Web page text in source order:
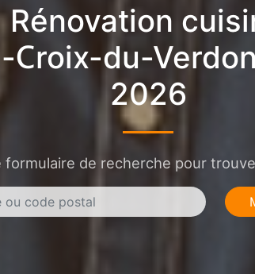
Rénovation
Croix-du-
2026
formulaire de recherche pour